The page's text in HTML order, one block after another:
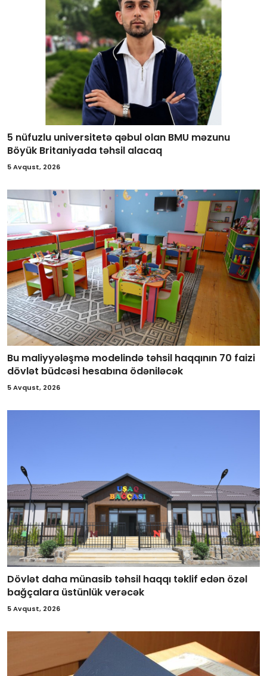
5 nüfuzlu universitetə qəbul olan BMU məzunu
Böyük Britaniyada təhsil alacaq
5 Avqust, 2026
Bu maliyyələşmə modelində təhsil haqqının 70 faizi
dövlət büdcəsi hesabına ödəniləcək
5 Avqust, 2026
Dövlət daha münasib təhsil haqqı təklif edən özəl
bağçalara üstünlük verəcək
5 Avqust, 2026